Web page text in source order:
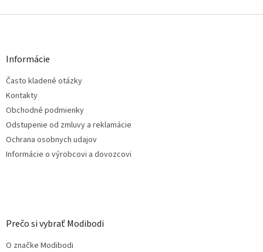
Z
Informácie
Často kladené otázky
Kontakty
Obchodné podmienky
Odstupenie od zmluvy a reklamácie
Ochrana osobnych udajov
Informácie o výrobcovi a dovozcovi
Prečo si vybrať Modibodi
O značke Modibodi